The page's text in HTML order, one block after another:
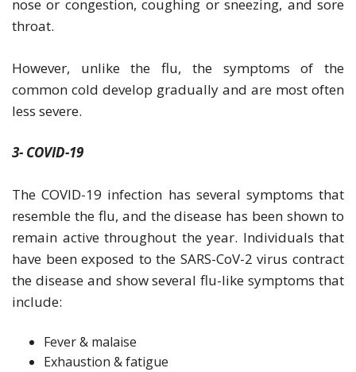
nose or congestion, coughing or sneezing, and sore
throat.
However, unlike the flu, the symptoms of the
common cold develop gradually and are most often
less severe.
3- COVID-19
The COVID-19 infection has several symptoms that
resemble the flu, and the disease has been shown to
remain active throughout the year. Individuals that
have been exposed to the SARS-CoV-2 virus contract
the disease and show several flu-like symptoms that
include:
Fever & malaise
Exhaustion & fatigue